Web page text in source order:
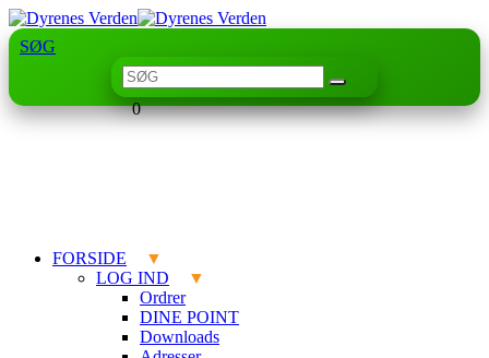
SØG
0
FORSIDE
LOG IND
Ordrer
DINE POINT
Downloads